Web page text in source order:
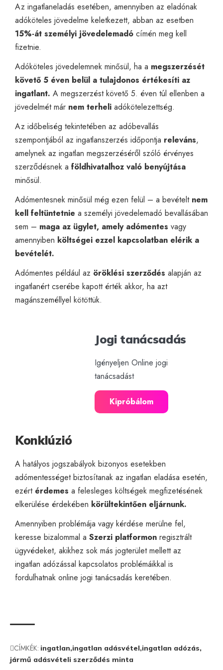
Az ingatlaneladás esetében, amennyiben az eladónak
adóköteles jövedelme keletkezett, abban az esetben
15%-át személyi jövedelemadó címén meg kell
fizetnie.
Adóköteles jövedelemnek minősül, ha a megszerzését
követő 5 éven belül a tulajdonos értékesíti az
ingatlant. A megszerzést követő 5. éven túl ellenben a
jövedelmét már nem terheli adókötelezettség.
Az időbeliség tekintetében az adóbevallás
szempontjából az ingatlanszerzés időpontja releváns,
amelynek az ingatlan megszerzéséről szóló érvényes
szerződésnek a földhivatalhoz való benyújtása
minősül.
Adómentesnek minősül még ezen felül – a bevételt nem
kell feltüntetnie a személyi jövedelemadó bevallásában
sem – maga az ügylet, amely adómentes vagy
amennyiben költségei ezzel kapcsolatban elérik a
bevételét.
Adómentes például az öröklési szerződés alapján az
ingatlanért cserébe kapott érték akkor, ha azt
magánszeméllyel kötöttük.
Jogi tanácsadás
Igényeljen Online jogi
tanácsadást
Kipróbálom
Konklúzió
A hatályos jogszabályok bizonyos esetekben
adómentességet biztosítanak az ingatlan eladása esetén,
ezért érdemes a felesleges költségek megfizetésének
elkerülése érdekében körültekintően eljárnunk.
Amennyiben problémája vagy kérdése merülne fel,
keresse bizalommal a Szerzi platformon regisztrált
ügyvédeket, akikhez sok más jogterület mellett az
ingatlan adózással kapcsolatos problémáikkal is
fordulhatnak online jogi tanácsadás keretében.
CÍMKÉK: ingatlan ingatlan adásvétel ingatlan adózás
jármű adásvételi szerződés minta